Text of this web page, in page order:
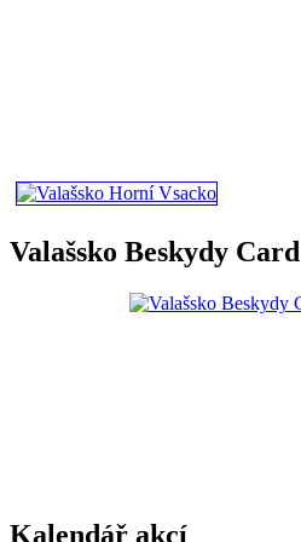
Valašsko Beskydy Card
Kalendář akcí